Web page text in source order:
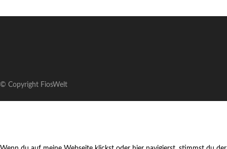
© Copyright FiosWelt